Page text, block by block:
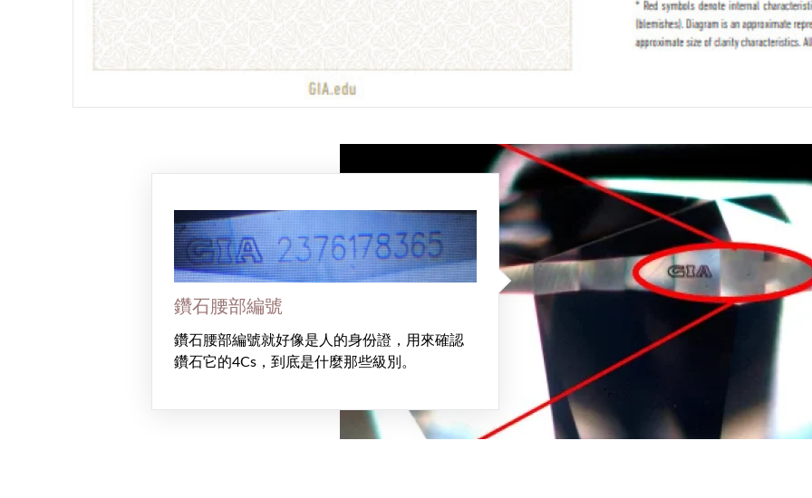
鑽石腰部編號
鑽石腰部編號就好像是人的身份證，用來確認
鑽石它的4Cs，到底是什麼那些級別。